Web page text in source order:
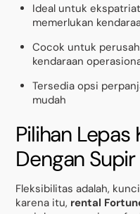
Ideal untuk
memerlukan
Cocok untuk
kendaraan
Tersedia opsi
mudah
Pilihan Lepas
Dengan Supir
Fleksibilitas adalah,
karena itu, rental